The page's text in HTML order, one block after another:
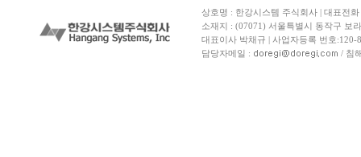
상호명 : 한강시스템 주식회사 | 대표전
소재지 : (07071) 서울특별시 동작구 보
대표이사 박채규 | 사업자등록 번호
담당자메일 :
/ 침